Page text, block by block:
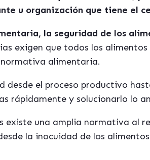
u organización que tiene el
la seguridad de los
exigen que todos los
alimentaria.
el proceso productivo
rápidamente y solucionarlo lo
existe una amplia normativa al
la inocuidad de los